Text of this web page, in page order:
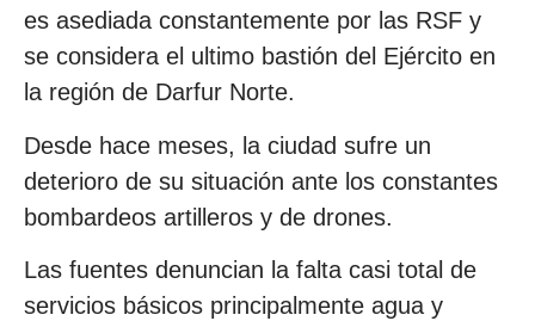
es asediada constantemente por las RSF y
se considera el ultimo bastión del Ejército en
la región de Darfur Norte.
Desde hace meses, la ciudad sufre un
deterioro de su situación ante los constantes
bombardeos artilleros y de drones.
Las fuentes denuncian la falta casi total de
servicios básicos principalmente agua y